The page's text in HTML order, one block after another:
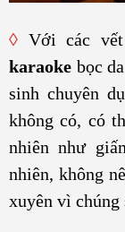
◊ Với các
karaoke bọc
sinh chuyên
không có, có
nhiên như
nhiên, không
xuyên vì chúng